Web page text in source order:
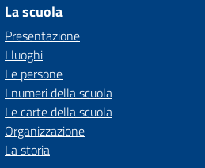
La scuola
Presentazione
I luoghi
Le persone
I numeri della scuola
Le carte della scuola
Organizzazione
La storia